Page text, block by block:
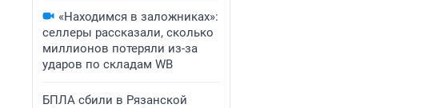
«Находимся в заложниках»:
селлеры рассказали, сколько
миллионов потеряли из-за
ударов по складам WB
БПЛА сбили в Рязанской